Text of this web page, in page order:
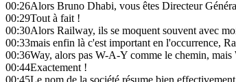
00:26Alors Bruno Dhabi, vous êtes Directeur
00:29Tout à fait !
00:30Alors Railway, ils se moquent souvent avec
00:33mais enfin là c'est important en l'occurrence,
00:36Way, alors pas W-A-Y comme le chemin,
00:44Exactement !